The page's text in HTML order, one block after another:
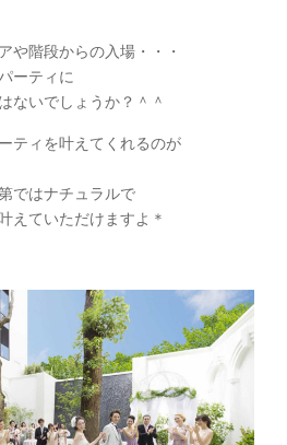
や階段からの入場・・・
ーティに
ないでしょうか？＾＾
ティを叶えてくれるのが
ではナチュラルで
えていただけますよ＊